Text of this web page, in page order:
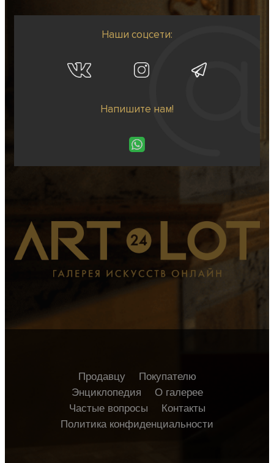
Наши соцсети:
Напишите нам!
Продавцу
Покупателю
Энциклопедия
О галерее
Частые вопросы
Контакты
Политика конфиденциальности